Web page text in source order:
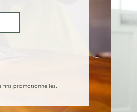
fins promotionnelles.